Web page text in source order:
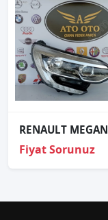
Fiyat Sorunuz